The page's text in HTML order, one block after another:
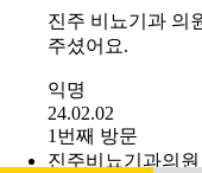
진주 비뇨기과 의
주셨어요.
익명
24.02.02
1번째 방문
진주비뇨기과의원